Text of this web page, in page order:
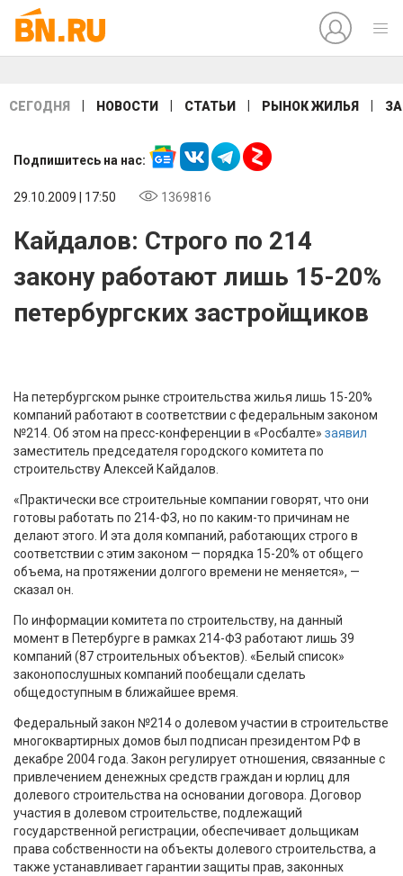
СЕГОДНЯ НОВОСТИ СТАТЬИ РЫНОК ЖИЛЬЯ
Подпишитесь на нас:
29.10.2009 | 17:50 1369816
Кайдалов: Строго по 214
закону работают лишь 15-20%
петербургских застройщиков
На петербургском рынке строительства жилья лишь 15-20%
компаний работают в соответствии с федеральным законом
№214. Об этом на пресс-конференции в «Росбалте» заявил
заместитель председателя городского комитета по
строительству Алексей Кайдалов.
«Практически все строительные компании говорят, что они
готовы работать по 214-ФЗ, но по каким-то причинам не
делают этого. И эта доля компаний, работающих строго в
соответствии с этим законом — порядка 15-20% от общего
объема, на протяжении долгого времени не меняется», —
сказал он.
По информации комитета по строительству, на данный
момент в Петербурге в рамках 214-ФЗ работают лишь 39
компаний (87 строительных объектов). «Белый список»
законопослушных компаний пообещали сделать
общедоступным в ближайшее время.
Федеральный закон №214 о долевом участии в строительстве
многоквартирных домов был подписан президентом РФ в
декабре 2004 года. Закон регулирует отношения, связанные с
привлечением денежных средств граждан и юрлиц для
долевого строительства на основании договора. Договор
участия в долевом строительстве, подлежащий
государственной регистрации, обеспечивает дольщикам
права собственности на объекты долевого строительства, а
также устанавливает гарантии защиты прав, законных